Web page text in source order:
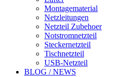
Montagematerial
Netzleitungen
Netzteil Zubehoer
Notstromnetzteil
Steckernetzteil
Tischnetzteil
USB-Netzteil
BLOG / NEWS